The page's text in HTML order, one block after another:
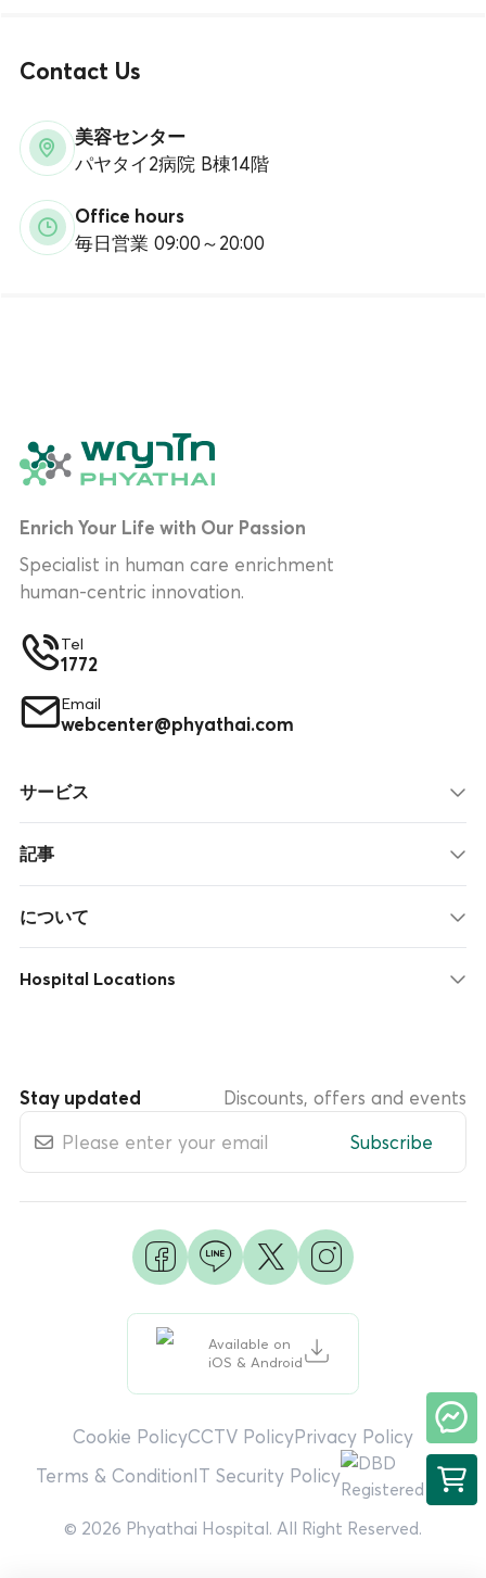
Contact Us
美容センター
パヤタイ2病院 B棟14階
Office hours
毎日営業 09:00～20:00
Enrich Your Life with Our Passion
Specialist in human care enrichment
human-centric innovation.
Tel
1772
Email
webcenter@phyathai.com
サービス
記事
について
Hospital Locations
Available on
iOS & Android
Stay updated
Discounts, offers and events
Subscribe
© 2026 Phyathai Hospital. All Right Reserved.
Cookie PolicyCCTV PolicyPrivacy Policy
Terms & ConditionIT Security Policy